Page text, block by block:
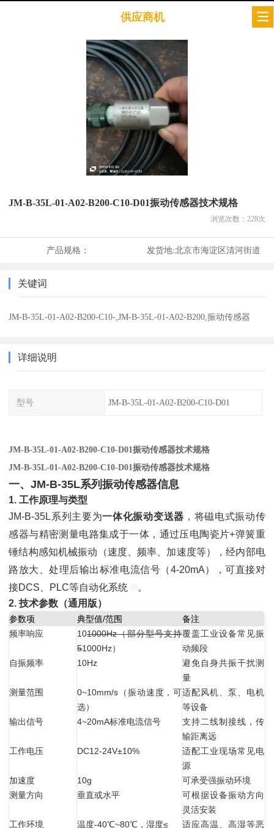
供应商机
JM-B-35L-01-A02-B200-C10-D01振动传感器技术规格
浏览次数： 228次
产品规格： 发货地:北京市海淀区清河街道
关键词
JM-B-35L-01-A02-B200-C10-,JM-B-35L-01-A02-B200,振动传感器
详细说明
型号 JM-B-35L-01-A02-B200-C10-D01
JM-B-35L-01-A02-B200-C10-D01振动传感器技术规格
JM-B-35L-01-A02-B200-C10-D01振动传感器技术规格
一、JM-B-35L系列振动传感器信息
1. 工作原理与类型
JM-B-35L系列主要为一体化振动变送器 ，将磁电式振动传
感器与精密测量电路集成于一体，通过压电陶瓷片+弹簧重
锤结构感知机械振动（速度、频率、加速度等），经内部电
路放大、处理后输出标准电流信号（4-20mA），可直接对
接DCS、PLC等自动化系统
。
2. 技术参数（通用版）
参数项 典型值/范围
备注
频率响应
101000Hz（部分型号支持
51000Hz）
覆盖工业设备常见振
动频段
自振频率
10Hz
避免自身共振干扰测
量
测量范围
0~10mm/s（振动速度，可
选）
适配风机、泵、电机
等设备
输出信号
4~20mA标准电流信号
支持二线制接线，传
输距离远
工作电压
DC12-24V±10%
适配工业现场常见电
源
加速度
10g
可承受强振动环境
测量方向
垂直或水平
可根据设备振动方向
灵活安装
工作环境
温度-40℃~80℃，湿度≤
适应高温、高湿等恶